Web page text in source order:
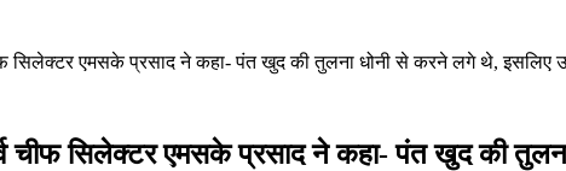
सिलेक्टर एमसके प्रसाद ने कहा- पंत खुद की तुलना धोनी से करने लगे थे, इसलिए
चीफ सिलेक्टर एमसके प्रसाद ने कहा- पंत खुद की